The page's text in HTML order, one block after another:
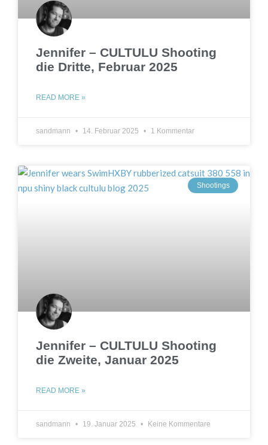
Jennifer – CULTULU Shooting
die Dritte, Februar 2025
READ MORE »
sandmann 14. Februar 2025 1 Kommentar
Shootings
Jennifer – CULTULU Shooting
die Zweite, Januar 2025
READ MORE »
sandmann 19. Januar 2025 Keine Kommentare